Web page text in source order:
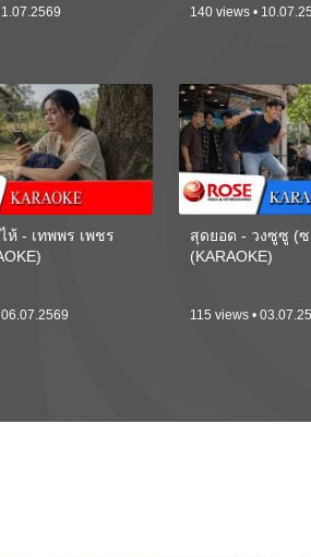
140 views •
ห้ - เทพพร เพชร
สุดยอด - วงซูซู (
(KARAOKE)
115 views •